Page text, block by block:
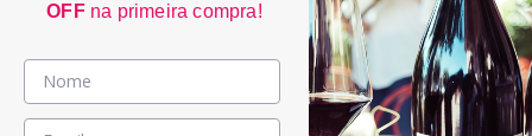
Vinhos >
ORDENAR POR:
OFFna primeira compra!